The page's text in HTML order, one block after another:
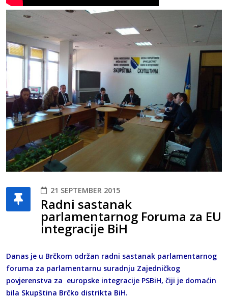
21 SEPTEMBER 2015
Radni sastanak
parlamentarnog Foruma za EU
integracije BiH
Danas je u Brčkom održan radni sastanak parlamentarnog
foruma za parlamentarnu suradnju Zajedničkog
povjerenstva za europske integracije PSBiH, čiji je domaćin
bila Skupština Brčko distrikta BiH.